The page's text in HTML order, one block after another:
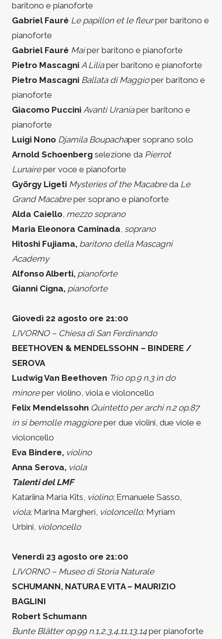
baritono e pianoforte
Gabriel Fauré Le papillon et le fleurper baritono e
pianoforte
Gabriel Fauré Maiper baritono e pianoforte
Pietro Mascagni A Liliaper baritono e pianoforte
Pietro Mascagni Ballata di Maggioper baritono e
pianoforte
Giacomo Puccini Avanti Uraniaper baritono e
pianoforte
Luigi Nono Djamila Boupachaper soprano solo
Arnold Schoenberg selezione da Pierrot
Lunaireper voce e pianoforte
György Ligeti Mysteries of the Macabreda Le
Grand Macabreper soprano e pianoforte
Alda Caiello, mezzo soprano
Maria Eleonora Caminada, soprano
Hitoshi Fujiama, baritono della Mascagni
Academy
Alfonso Alberti, pianoforte
Gianni Cigna, pianoforte
Giovedì 22 agosto ore 21:00
LIVORNO – Chiesa di San Ferdinando
BEETHOVEN & MENDELSSOHN – BINDERE /
SEROVA
Ludwig Van Beethoven Trio op.9 n.3 in do
minoreper violino, viola e violoncello
Felix Mendelssohn Quintetto per archi n.2 op.87
in si bemolle maggioreper due violini, due viole e
violoncello
Eva Bindere, violino
Anna Serova, viola
Talenti del LMF
Katariina Maria Kits, violino;Emanuele Sasso,
viola;Marina Margheri, violoncello;Myriam
Urbini, violoncello
Venerdì 23 agosto ore 21:00
LIVORNO – Museo di Storia Naturale
SCHUMANN, NATURA E VITA – MAURIZIO
BAGLINI
Robert Schumann
Bunte Blätter op.99 n.1,2,3,4,11,13,14per pianoforte